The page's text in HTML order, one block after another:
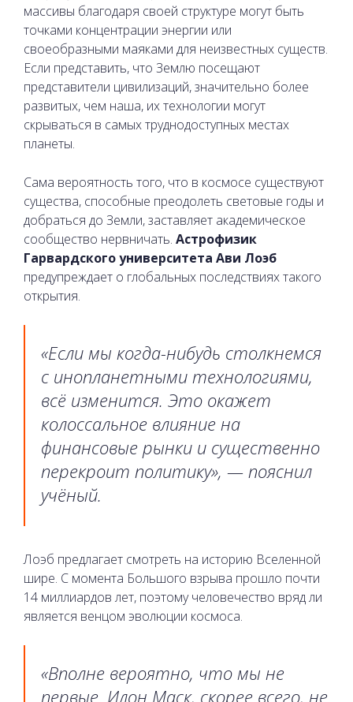
массивы благодаря своей структуре могут быть
точками концентрации энергии или
своеобразными маяками для неизвестных существ.
Если представить, что Землю посещают
представители цивилизаций, значительно более
развитых, чем наша, их технологии могут
скрываться в самых труднодоступных местах
планеты.
Сама вероятность того, что в космосе существуют
существа, способные преодолеть световые годы и
добраться до Земли, заставляет академическое
сообщество нервничать. Астрофизик
Гарвардского университета Ави Лоэб
предупреждает о глобальных последствиях такого
открытия.
«Если мы когда-нибудь столкнемся
с инопланетными технологиями,
всё изменится. Это окажет
колоссальное влияние на
финансовые рынки и существенно
перекроит политику», — пояснил
учёный.
Лоэб предлагает смотреть на историю Вселенной
шире. С момента Большого взрыва прошло почти
14 миллиардов лет, поэтому человечество вряд ли
является венцом эволюции космоса.
«Вполне вероятно, что мы не
первые. Илон Маск, скорее всего, не